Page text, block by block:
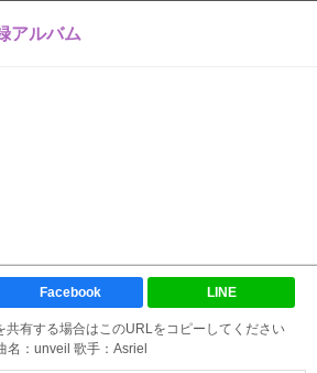
アルバム
Facebook LINE
共有する場合はこのURLをコピーしてください
名：unveil 歌手：Asriel